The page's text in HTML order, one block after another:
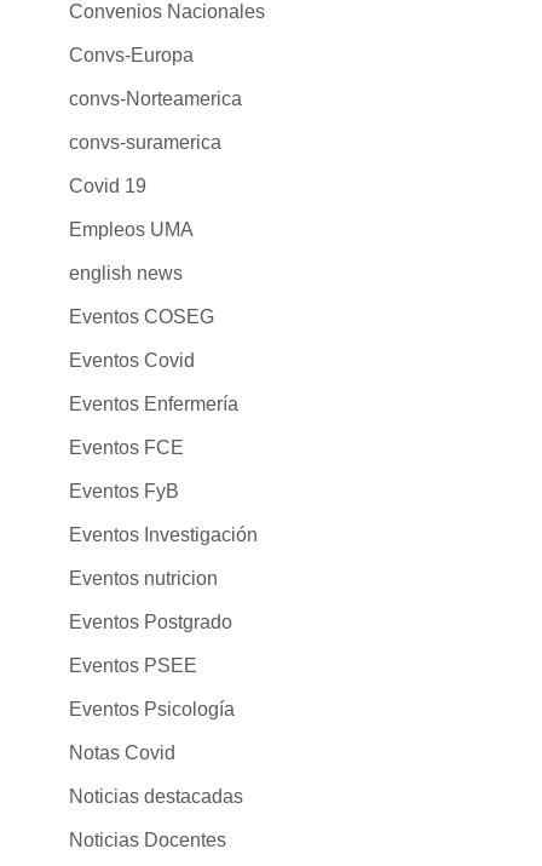
Convenios Nacionales
Convs-Europa
convs-Norteamerica
convs-suramerica
Covid 19
Empleos UMA
english news
Eventos COSEG
Eventos Covid
Eventos Enfermería
Eventos FCE
Eventos FyB
Eventos Investigación
Eventos nutricion
Eventos Postgrado
Eventos PSEE
Eventos Psicología
Notas Covid
Noticias destacadas
Noticias Docentes